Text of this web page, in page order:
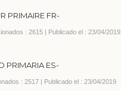
PRIMAIRE FR-
: 2615 | Publicado el : 23/04/2019
PRIMARIA ES-
: 2517 | Publicado el : 23/04/2019